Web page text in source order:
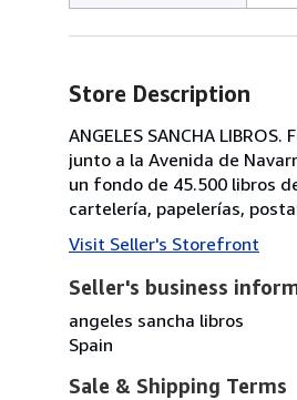
Store Description
ANGELES SANCHA
junto a la Avenida de
un fondo de 45.500 libros
cartelería, papelerías,
Visit Seller's Storefront
Seller's business
angeles sancha libros
Spain
Sale & Shipping Terms